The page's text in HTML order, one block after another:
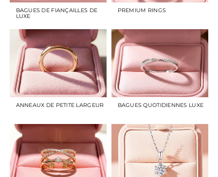
BAGUES DE FIANÇAILLES DE
LUXE
PREMIUM RINGS
ANNEAUX DE PETITE LARGEUR BAGUES QUOTIDIENNES LUXE